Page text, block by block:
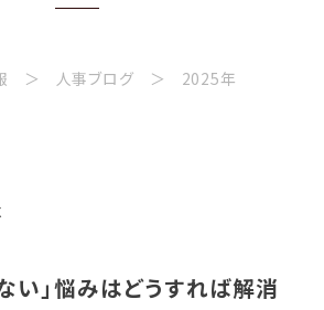
人事ブログ 2025年
い」悩みはどうすれば解消